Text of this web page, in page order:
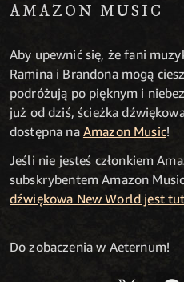
AMAZON MUSIC
Aby upewnić się, że fani
Ramina i Brandona mogą
podróżują po pięknym i
już od dziś, ścieżka
dostępna na Amazon Music!
Jeśli nie jesteś członkiem
subskrybentem Amazon
dźwiękowa New World jest
Do zobaczenia w Aeternum!